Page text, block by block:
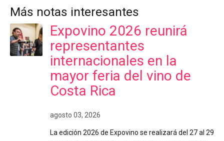
Más notas interesantes
Expovino 2026 reunirá
representantes
internacionales en la
mayor feria del vino de
Costa Rica
agosto 03, 2026
La edición 2026 de Expovino se realizará del 27 al 29